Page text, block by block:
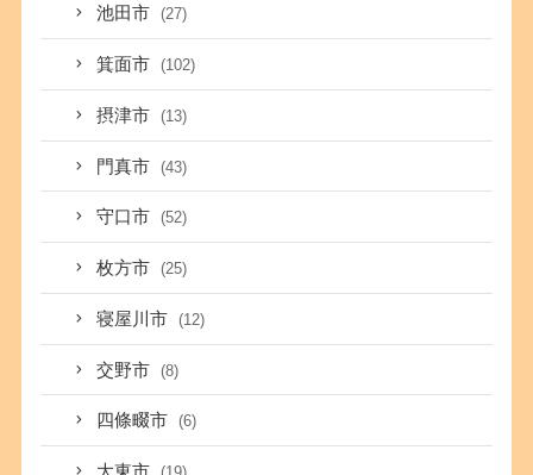
池田市 (27)
箕面市 (102)
摂津市 (13)
門真市 (43)
守口市 (52)
枚方市 (25)
寝屋川市 (12)
交野市 (8)
四條畷市 (6)